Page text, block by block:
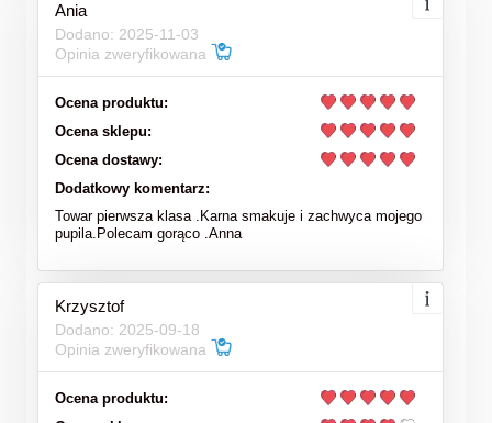
Ania
Dodano: 2025-11-03
Opinia zweryfikowana
Ocena produktu:
Ocena sklepu:
Ocena dostawy:
Dodatkowy komentarz:
Towar pierwsza klasa .Karna smakuje i zachwyca mojego
pupila.Polecam gorąco .Anna
Krzysztof
Dodano: 2025-09-18
Opinia zweryfikowana
Ocena produktu: